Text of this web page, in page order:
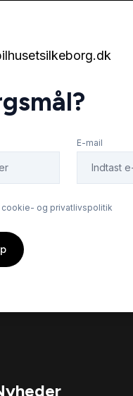
E-mail
og privatlivspolitik